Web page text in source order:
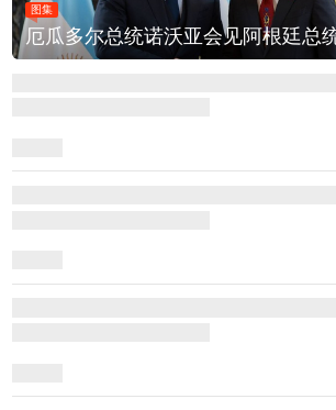
图集
美国斯波坎：野火烧毁700多所房屋